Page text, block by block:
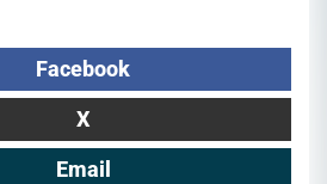
Facebook
X
Email